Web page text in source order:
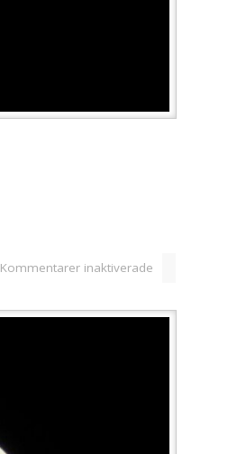
Kommentarer inaktiverade